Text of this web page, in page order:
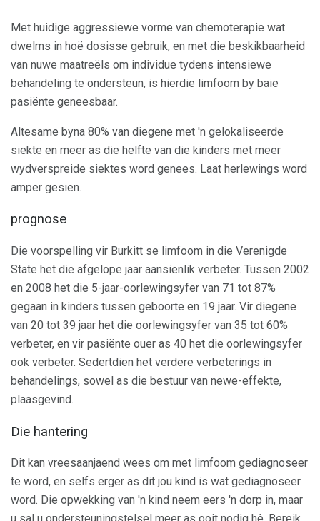
Met huidige aggressiewe vorme van chemoterapie wat
dwelms in hoë dosisse gebruik, en met die beskikbaarheid
van nuwe maatreëls om individue tydens intensiewe
behandeling te ondersteun, is hierdie limfoom by baie
pasiënte geneesbaar.
Altesame byna 80% van diegene met 'n gelokaliseerde
siekte en meer as die helfte van die kinders met meer
wydverspreide siektes word genees. Laat herlewings word
amper gesien.
prognose
Die voorspelling vir Burkitt se limfoom in die Verenigde
State het die afgelope jaar aansienlik verbeter. Tussen 2002
en 2008 het die 5-jaar-oorlewingsyfer van 71 tot 87%
gegaan in kinders tussen geboorte en 19 jaar. Vir diegene
van 20 tot 39 jaar het die oorlewingsyfer van 35 tot 60%
verbeter, en vir pasiënte ouer as 40 het die oorlewingsyfer
ook verbeter. Sedertdien het verdere verbeterings in
behandelings, sowel as die bestuur van newe-effekte,
plaasgevind.
Die hantering
Dit kan vreesaanjaend wees om met limfoom gediagnoseer
te word, en selfs erger as dit jou kind is wat gediagnoseer
word. Die opwekking van 'n kind neem eers 'n dorp in, maar